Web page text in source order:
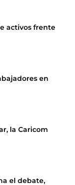
activos frente
en
la Caricom
el debate,